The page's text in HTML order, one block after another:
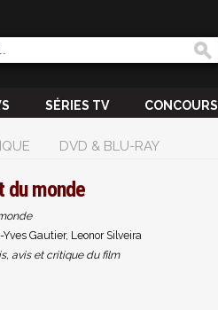
SÉRIES TV CONCOURS
DVD & BLU-RAY
du monde
Gautier, Leonor Silveira
avis et critique du film